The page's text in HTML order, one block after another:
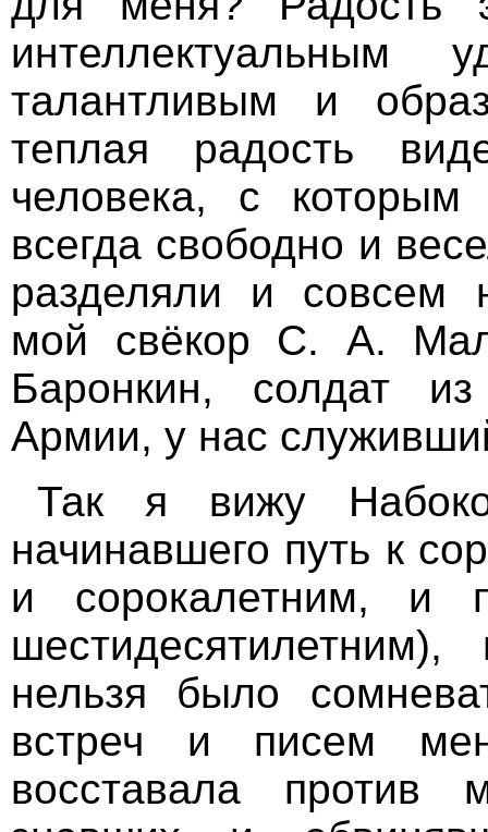
интеллектуальным
талантливым и
теплая радость
человека, с
всегда свободно и
разделяли и совсем
мой свёкор С. А.
Баронкин, солдат
Армии, у нас
Так я вижу
начинавшего путь к
и сорокалетним, и
нельзя было
встреч и писем
восставала против